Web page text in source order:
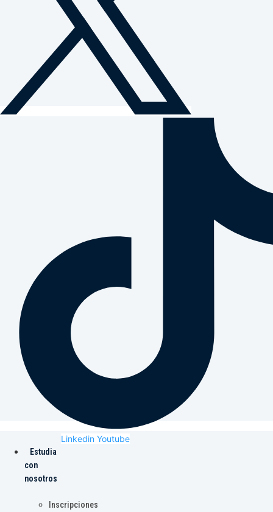
Linkedin Youtube
Estudia
con
nosotros
Inscripciones